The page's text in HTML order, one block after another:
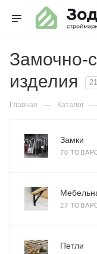
Замочно-
изделия
Главная — Каталог —
Замки
70
27
Петли